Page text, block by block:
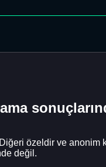
özeldir ve
değil.